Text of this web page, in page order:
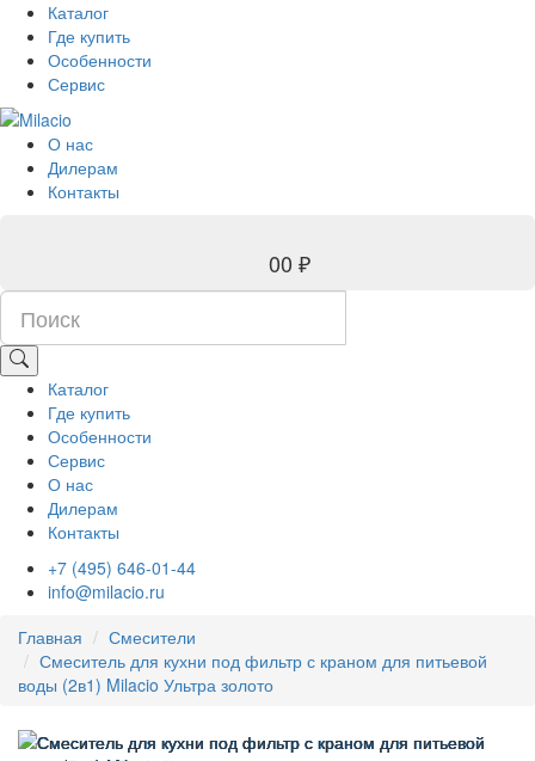
Каталог
Где купить
Особенности
Сервис
О нас
Дилерам
Контакты
00 ₽
Каталог
Где купить
Особенности
Сервис
О нас
Дилерам
Контакты
+7 (495) 646-01-44
info@milacio.ru
Главная
Смесители
Смеситель для кухни под фильтр с краном для питьевой
воды (2в1) Milacio Ультра золото